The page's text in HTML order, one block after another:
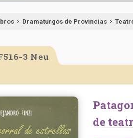
Dramaturgos de Provincias
3 Neu
Patagonia, corral de estrellas (Ciclo de obras
de